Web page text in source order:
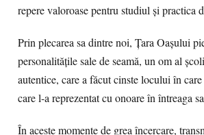
repere valoroase pentru studiul și practica
Prin plecarea sa dintre noi, Țara Oașului
personalitățile sale de seamă, un om al
autentice, care a făcut cinste locului în
care l-a reprezentat cu onoare în întreaga
În aceste momente de grea încercare,